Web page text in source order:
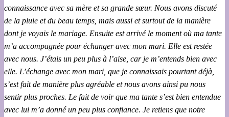
connaissance avec sa mère et sa grande sœur. Nous avons discuté
de la pluie et du beau temps, mais aussi et surtout de la manière
dont je voyais le mariage. Ensuite est arrivé le moment où ma tante
m’a accompagnée pour échanger avec mon mari. Elle est restée
avec nous. J’étais un peu plus à l’aise, car je m’entends bien avec
elle. L’échange avec mon mari, que je connaissais pourtant déjà,
s’est fait de manière plus agréable et nous avons ainsi pu nous
sentir plus proches. Le fait de voir que ma tante s’est bien entendue
avec lui m’a donné un peu plus confiance. Je retiens que notre